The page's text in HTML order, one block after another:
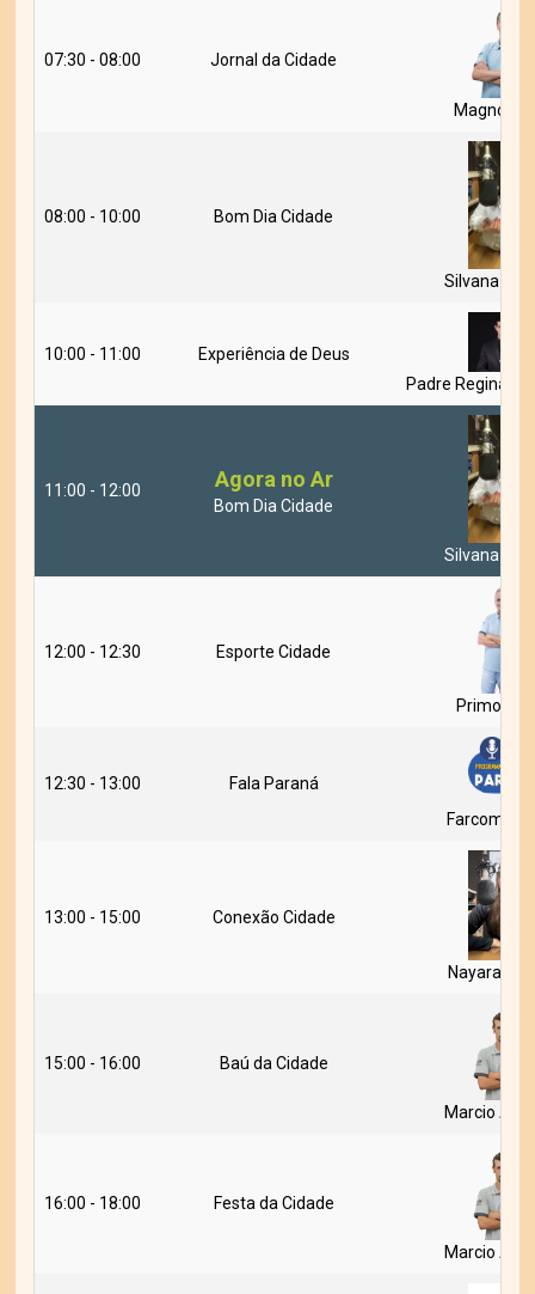
07:30 - 08:00 Jornal da Cidade
Magno
08:00 - 10:00 Bom Dia Cidade
Silvana
10:00 - 11:00
Experiência de Deus
Padre
11:00 - 12:00 Agora no Ar
Bom Dia Cidade
Silvana
12:00 - 12:30 Esporte Cidade
Primo
12:30 - 13:00
Fala Paraná
Farcom
13:00 - 15:00 Conexão Cidade
Nayara
15:00 - 16:00 Baú da Cidade
Marcio
16:00 - 18:00 Festa da Cidade
Marcio